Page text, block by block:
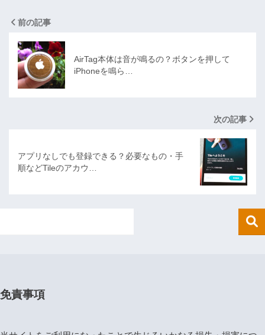
前の記事
AirTag本体は音が鳴るの？ボタンを押して
iPhoneを鳴ら…
次の記事
アプリなしでも登録できる？必要なもの・手
順などTileのアカウ…
免責事項